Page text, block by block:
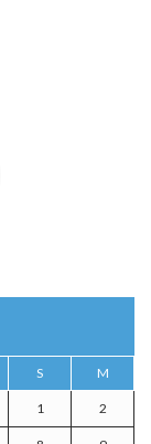
S M
1 2